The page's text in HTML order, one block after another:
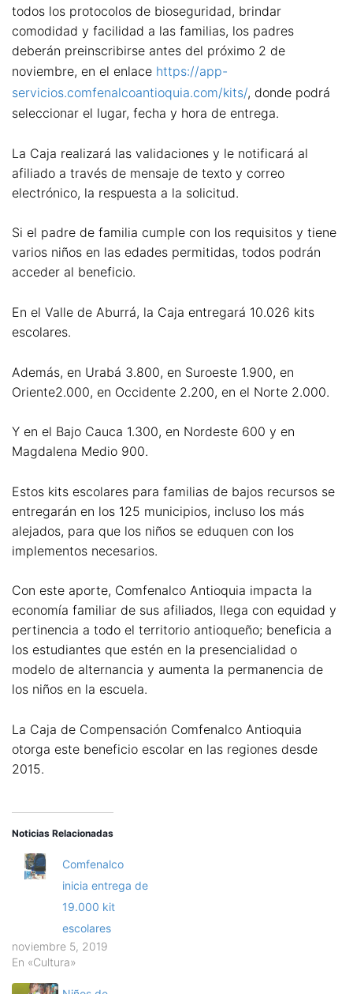
todos los protocolos de bioseguridad, brindar
comodidad y facilidad a las familias, los padres
deberán preinscribirse antes del próximo 2 de
noviembre, en el enlace https://app-
servicios.comfenalcoantioquia.com/kits/, donde podrá
seleccionar el lugar, fecha y hora de entrega.
La Caja realizará las validaciones y le notificará al
afiliado a través de mensaje de texto y correo
electrónico, la respuesta a la solicitud.
Si el padre de familia cumple con los requisitos y tiene
varios niños en las edades permitidas, todos podrán
acceder al beneficio.
En el Valle de Aburrá, la Caja entregará 10.026 kits
escolares.
Además, en Urabá 3.800, en Suroeste 1.900, en
Oriente2.000, en Occidente 2.200, en el Norte 2.000.
Y en el Bajo Cauca 1.300, en Nordeste 600 y en
Magdalena Medio 900.
Estos kits escolares para familias de bajos recursos se
entregarán en los 125 municipios, incluso los más
alejados, para que los niños se eduquen con los
implementos necesarios.
Con este aporte, Comfenalco Antioquia impacta la
economía familiar de sus afiliados, llega con equidad y
pertinencia a todo el territorio antioqueño; beneficia a
los estudiantes que estén en la presencialidad o
modelo de alternancia y aumenta la permanencia de
los niños en la escuela.
La Caja de Compensación Comfenalco Antioquia
otorga este beneficio escolar en las regiones desde
2015.
Noticias Relacionadas
Comfenalco
inicia entrega de
19.000 kit
escolares
noviembre 5, 2019
En «Cultura»